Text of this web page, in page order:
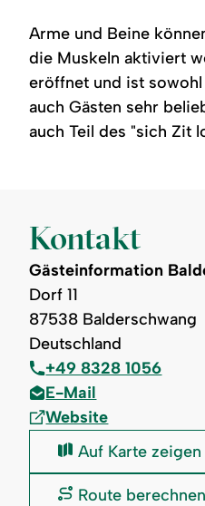
befindet
sich
ein
Wasserbecken
gepflastertem
Boden
und
einem
kleinen
Naturteich
Vordergrund,
umrandet
von
Steinen
und
Arme und Beine
die Muskeln aktiviert
eröffnet und ist
auch Gästen sehr
auch Teil des "sich Zit
Kontakt
Gästeinformation
Dorf 11
87538 Balderschwang
Deutschland
+49 8328 1056
E-Mail
Website
Gästeinformation
Balderschwang:
Auf Karte zeigen
Gästeinformation
Route berechnen